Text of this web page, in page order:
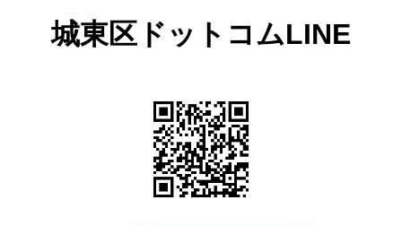
城東区ドットコムLINE